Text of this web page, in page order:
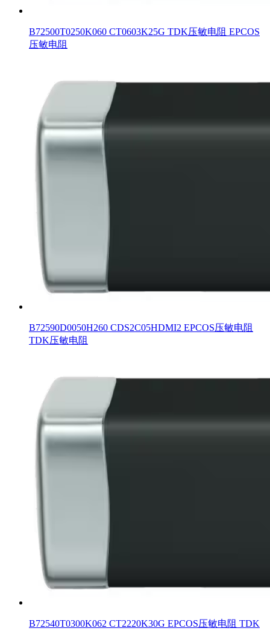
B72500T0250K060 CT0603K25G TDK压敏电阻 EPCOS
压敏电阻
B72590D0050H260 CDS2C05HDMI2 EPCOS压敏电阻
TDK压敏电阻
B72540T0300K062 CT2220K30G EPCOS压敏电阻 TDK